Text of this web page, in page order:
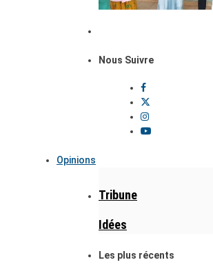
Nous Suivre
Opinions
Tribune
Idées
Les plus récents